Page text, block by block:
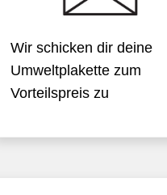
Wir schicken dir deine
Umweltplakette zum
Vorteilspreis zu